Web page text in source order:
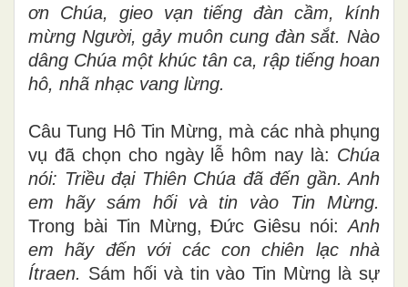
ơn Chúa, gieo vạn tiếng đàn cầm, kính
mừng Người, gảy muôn cung đàn sắt. Nào
dâng Chúa một khúc tân ca, rập tiếng hoan
hô, nhã nhạc vang lừng.
Câu Tung Hô Tin Mừng, mà các nhà phụng
vụ đã chọn cho ngày lễ hôm nay là: Chúa
nói: Triều đại Thiên Chúa đã đến gần. Anh
em hãy sám hối và tin vào Tin Mừng.
Trong bài Tin Mừng, Đức Giêsu nói:Anh
em hãy đến với các con chiên lạc nhà
Ítraen. Sám hối và tin vào Tin Mừng là sự